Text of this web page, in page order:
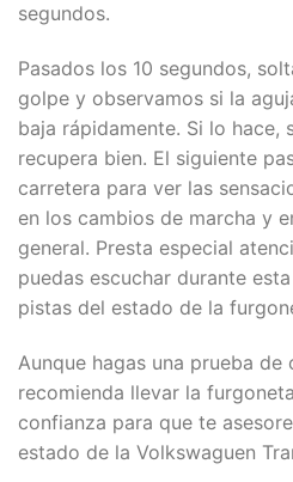
segundos.
Pasados los 10 segundos,
golpe y observamos si la
baja rápidamente. Si lo
recupera bien. El siguiente
carretera para ver las
en los cambios de marcha y
general. Presta especial
puedas escuchar durante
pistas del estado de la
Aunque hagas una prueba
recomienda llevar la
confianza para que te
estado de la Volkswaguen